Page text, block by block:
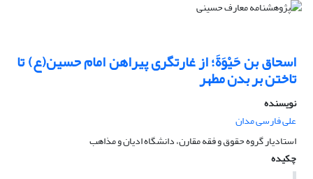
اسحاق بن حَیْوَةَ؛ از غارتگری پیراهن امام حسین(ع) تا
تاختن بر بدن مطهر
نویسنده
علی فارسی مدان
استادیار گروه حقوق و فقه مقارن، دانشگاه ادیان و مذاهب
چکیده